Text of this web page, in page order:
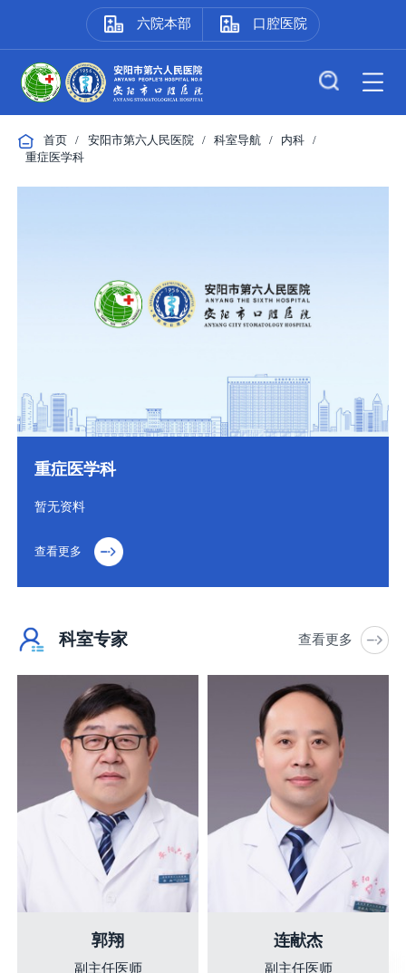
六院本部 口腔医院
首页 / 安阳市第六人民医院 / 科室导航 / 内科
/
重症医学科
重症医学科
暂无资料
查看更多
科室专家 查看更多
郭翔
副主任医师
连献杰
副主任医师